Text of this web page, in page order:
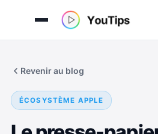
Revenir au blog
ÉCOSYSTÈME APPLE